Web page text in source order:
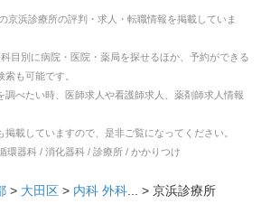
京浜診療所の評判・求人・転職情報を掲載していま
目別に病院・医院・薬局を探せるほか、予約ができる
も可能です。
調べたい時、医師求人や看護師求人、薬剤師求人情報
載していますので、是非ご覧になってください。
環器科 / 消化器科 / 診療所 / かかりつけ
> 大田区 > 内科 外科 ... > 京浜診療所